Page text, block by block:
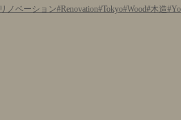
リノベーション Renovation Tokyo Wood 木造